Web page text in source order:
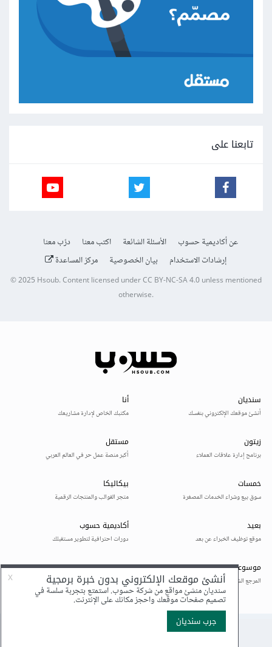
تابعنا على
عن أكاديمية حسوب الأسئلة الشائعة اكتب معنا
درّب معنا
إرشادات الاستخدام
بيان الخصوصية مركز المساعدة
© 2025Hsoub.Content licensed underCC BY-NC-SA 4.0unless mentioned
otherwise.